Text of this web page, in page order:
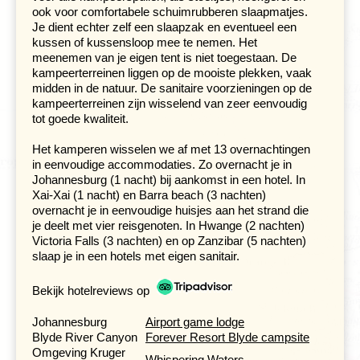
Het vissersplaatsje Vilanculo vormt de uitvalsbasis voor
de mooieBazaruto-archipel. We overnachten even ten
noorden van dit stadje aan het strand. Vilanculo dorp
heeft een leuke markt, restaurantjes die de dagelijkse
de zonsondergang. Per traditionele dhow zeilen we de
volgende dag naar Magaruque eiland. Aan boord
serveert de meereizende matroos koffie en eenmaal
ook voor comfortabele schuimrubberen slaapmatjes.
Je dient echter zelf een slaapzak en eventueel een
kussen of kussensloop mee te nemen. Het
meenemen van je eigen tent is niet toegestaan. De
kampeerterreinen liggen op de mooiste plekken, vaak
midden in de natuur. De sanitaire voorzieningen op de
kampeerterreinen zijn wisselend van zeer eenvoudig
tot goede kwaliteit.
Het kamperen wisselen we af met 13 overnachtingen
in eenvoudige accommodaties. Zo overnacht je in
Johannesburg (1 nacht) bij aankomst in een hotel. In
Xai-Xai (1 nacht) en Barra beach (3 nachten)
overnacht je in eenvoudige huisjes aan het strand die
je deelt met vier reisgenoten. In Hwange (2 nachten)
Victoria Falls (3 nachten) en op Zanzibar (5 nachten)
slaap je in een hotels met eigen sanitair.
Bekijk hotelreviews op
Johannesburg
Airport game lodge
Blyde River Canyon
Forever Resort Blyde campsite
Omgeving Kruger